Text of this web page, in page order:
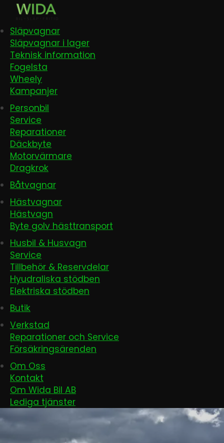
Släpvagnar
Släpvagnar i lager
Teknisk information
Fogelsta
Wheely
Kampanjer
Personbil
Service
Reparationer
Däckbyte
Motorvärmare
Dragkrok
Båtvagnar
Hästvagnar
Hästvagn
Byte golv hästtransport
Husbil & Husvagn
Service
Tillbehör & Reservdelar
Hyudraliska stödben
Elektriska stödben
Butik
Verkstad
Reparationer och Service
Försäkringsärenden
Om Oss
Kontakt
Om Wida Bil AB
Lediga tjänster